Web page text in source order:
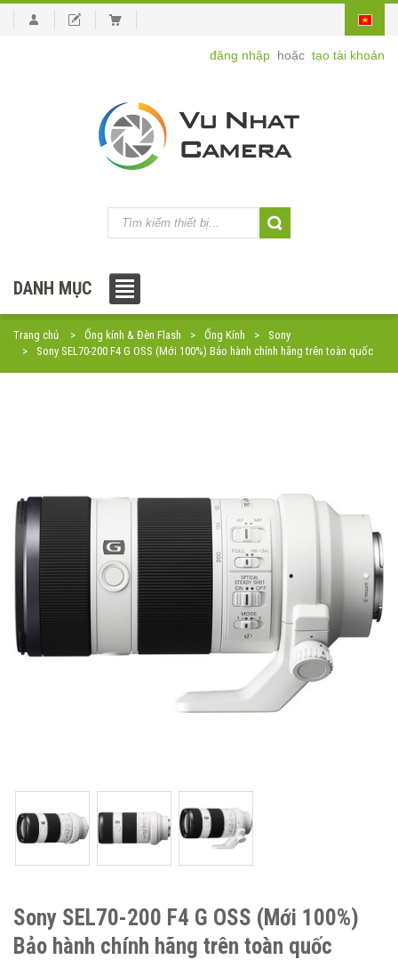
đăng nhập hoặc tạo tài khoản
DANH MỤC
Trang chủ Ống kính & Đèn Flash Ống Kính
Sony
Sony SEL70-200 F4 G OSS (Mới 100%) Bảo hành chính hãng trên toàn quốc
Sony SEL70-200 F4 G OSS (Mới 100%)
Bảo hành chính hãng trên toàn quốc